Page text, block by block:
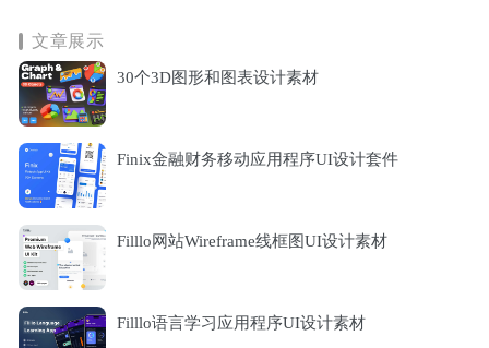
文章展示
30个3D图形和图表设计素材
Finix金融财务移动应用程序UI设计套件
Filllo网站Wireframe线框图UI设计素材
Filllo语言学习应用程序UI设计素材